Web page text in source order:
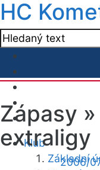
HC
Klub
Základní
Zápasy »
extraligy
2006/